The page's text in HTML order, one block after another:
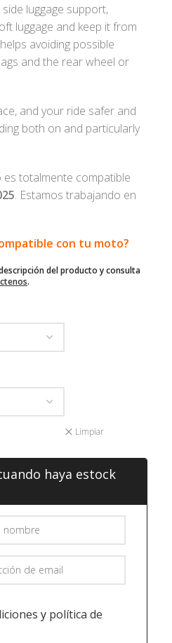
luggage support,
luggage and keep it from
avoiding possible
and the rear wheel or
and your ride safer and
both on and particularly
totalmente compatible
. Estamos trabajando en
con tu moto?
del producto y consulta
.
Limpiar
haya estock
y política de